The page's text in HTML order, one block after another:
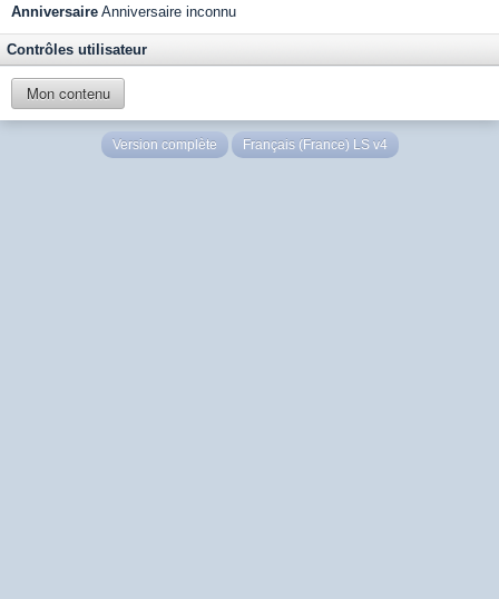
Anniversaire Anniversaire inconnu
Contrôles utilisateur
Mon contenu
Version complète Français (France) LS v4